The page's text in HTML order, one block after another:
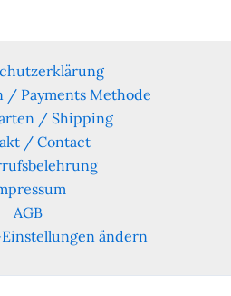
/ Payments Methode
/ Shipping
/ Contact
AGB
ändern